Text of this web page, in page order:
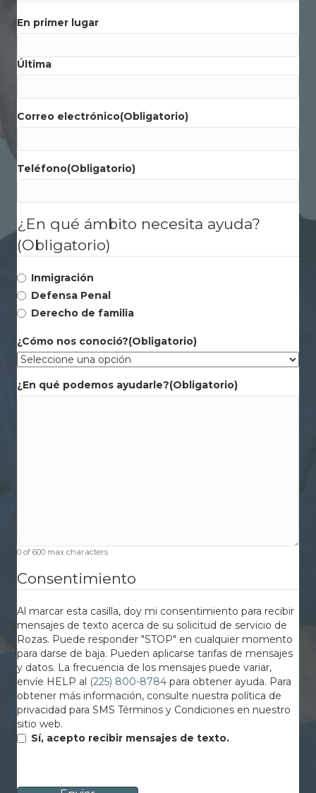
En primer lugar
Última
Correo electrónico(Obligatorio)
Teléfono(Obligatorio)
¿En qué ámbito necesita ayuda?
(Obligatorio)
Inmigración
Defensa Penal
Derecho de familia
¿Cómo nos conoció?(Obligatorio)
¿En qué podemos ayudarle?(Obligatorio)
0 of 600 max characters
Consentimiento
Al marcar esta casilla, doy mi consentimiento para recibir
mensajes de texto acerca de su solicitud de servicio de
Rozas. Puede responder "STOP" en cualquier momento
para darse de baja. Pueden aplicarse tarifas de mensajes
y datos. La frecuencia de los mensajes puede variar,
envíe HELP al (225) 800-8784 para obtener ayuda. Para
obtener más información, consulte nuestra política de
privacidad para SMS Términos y Condiciones en nuestro
sitio web.
Sí, acepto recibir mensajes de texto.